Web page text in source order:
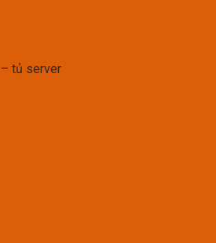
tủ server